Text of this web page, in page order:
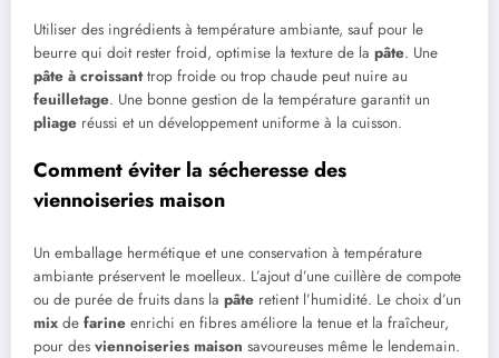
Utiliser des ingrédients à température ambiante, sauf pour le
beurre qui doit rester froid, optimise la texture de la pâte. Une
pâte à croissanttrop froide ou trop chaude peut nuire au
feuilletage. Une bonne gestion de la température garantit un
pliage réussi et un développement uniforme à la cuisson.
Comment éviter la sécheresse des
viennoiseries maison
Un emballage hermétique et une conservation à température
ambiante préservent le moelleux. L’ajout d’une cuillère de compote
ou de purée de fruits dans la pâte retient l’humidité. Le choix d’un
mix de farine enrichi en fibres améliore la tenue et la fraîcheur,
pour des viennoiseries maison savoureuses même le lendemain.